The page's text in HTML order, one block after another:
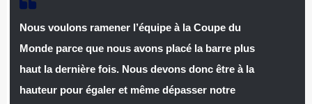
Nous voulons ramener l’équipe à la Coupe du
Monde parce que nous avons placé la barre plus
haut la dernière fois. Nous devons donc être à la
hauteur pour égaler et même dépasser notre